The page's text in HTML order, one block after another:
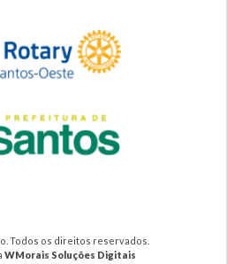
Todos os direitos reservados.
WMorais Soluções Digitais